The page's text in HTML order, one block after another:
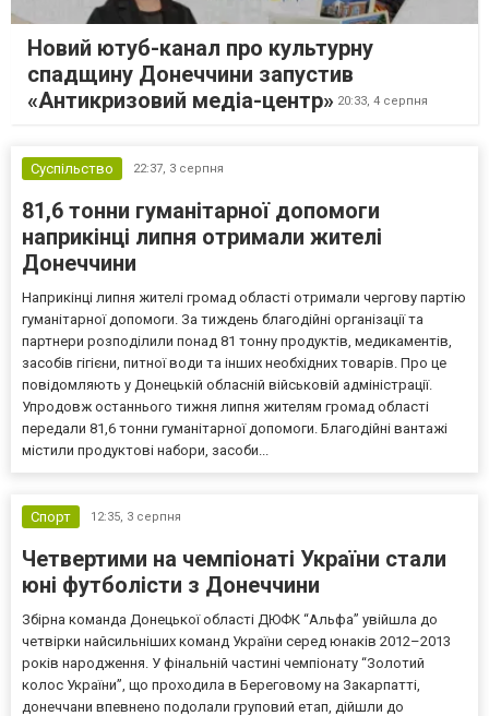
Новий ютуб-канал про культурну
спадщину Донеччини запустив
«Антикризовий медіа-центр» 20:33, 4 серпня
Суспільство 22:37, 3 серпня
81,6 тонни гуманітарної допомоги
наприкінці липня отримали жителі
Донеччини
Наприкінці липня жителі громад області отримали чергову партію
гуманітарної допомоги. За тиждень благодійні організації та
партнери розподілили понад 81 тонну продуктів, медикаментів,
засобів гігієни, питної води та інших необхідних товарів. Про це
повідомляють у Донецькій обласній військовій адміністрації.
Упродовж останнього тижня липня жителям громад області
передали 81,6 тонни гуманітарної допомоги. Благодійні вантажі
містили продуктові набори, засоби...
Спорт 12:35, 3 серпня
Четвертими на чемпіонаті України стали
юні футболісти з Донеччини
Збірна команда Донецької області ДЮФК “Альфа” увійшла до
четвірки найсильніших команд України серед юнаків 2012–2013
років народження. У фінальній частині чемпіонату “Золотий
колос України”, що проходила в Береговому на Закарпатті,
донеччани впевнено подолали груповий етап, дійшли до